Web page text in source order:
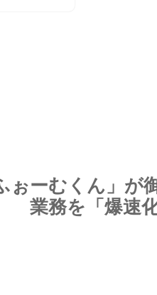
ぉーむくん」が
業務を 「爆速